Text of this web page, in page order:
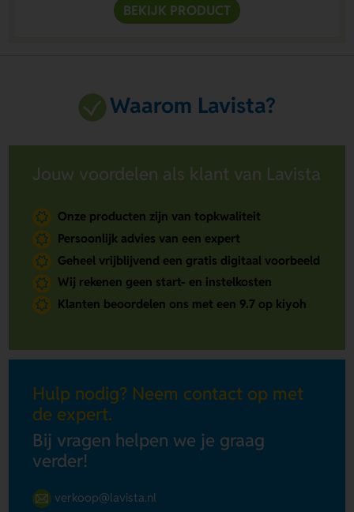
BEKIJK PRODUCT
Waarom Lavista?
Jouw voordelen als klant van Lavista
Onze producten zijn van topkwaliteit
Persoonlijk advies van een expert
Geheel vrijblijvend een gratis digitaal voorbeeld
Wij rekenen geen start- en instelkosten
Klanten beoordelen ons met een 9.7 op kiyoh
Hulp nodig? Neem contact op met
de expert.
Bij vragen helpen we je graag
verder!
verkoop@lavista.nl